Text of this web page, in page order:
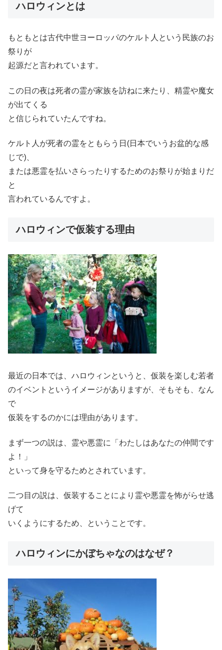
ハロウィンとは
もともとは古代中世ヨーロッパのケルト人という民族のお
祭りが
起源だと言われています。
この日の夜は死者の霊が家族を訪ねに来たり、精霊や魔女
が出てくる
と信じられていたんですね。
ケルト人が死者の霊をともらう日(日本でいうお盆的な感
じで)、
または悪霊を払いさらったりするためのお祭りが始まりだ
と
言われているんですよ。
ハロウィンで仮装する理由
最近の日本では、ハロウィンというと、仮装を楽しむ若者
のイベントというイメージがありますが、そもそも、なん
で
仮装をするのかには理由があります。
まず一つの説は、霊や悪霊に「わたしはあなたの仲間です
よ！」
といって身を守るためとされています。
二つ目の説は、仮装することにより霊や悪霊を怖がらせ逃
げて
いくようにするため、ということです。
ハロウィンにかぼちゃなのはなぜ？